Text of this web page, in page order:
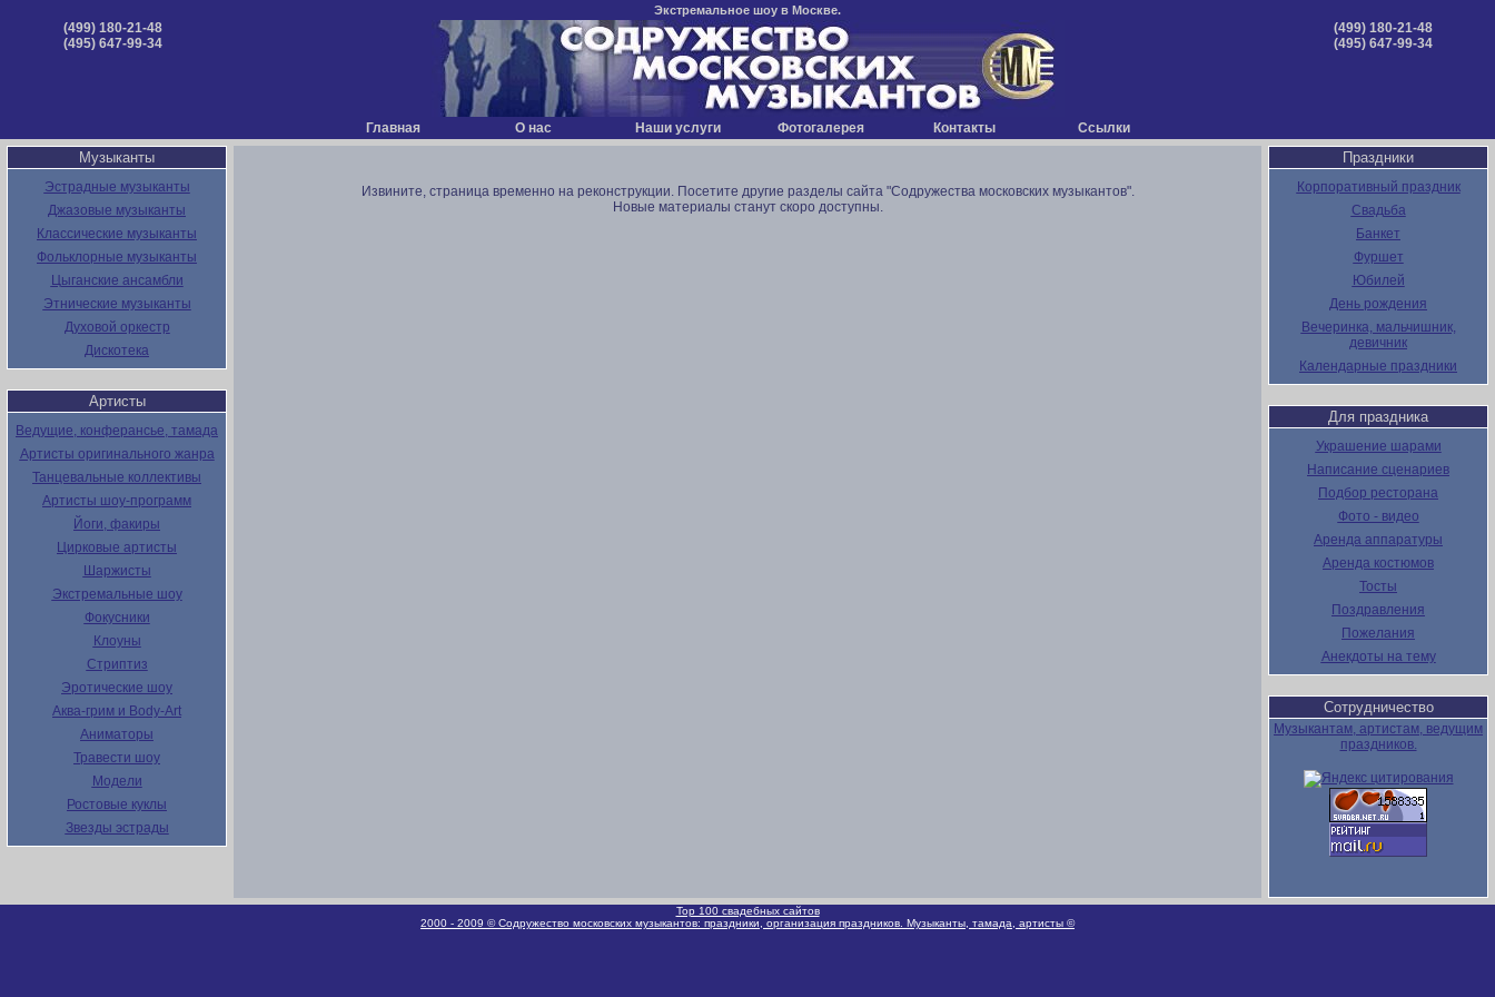
Экстремальное шоу в Москве.
(499) 180-21-48
(495) 647-99-34
Главная О нас Наши услуги Фотогалерея Контакты Ссылки
(499) 180-21-48
(495) 647-99-34
Музыканты
Эстрадные музыканты
Джазовые музыканты
Классические музыканты
Фольклорные музыканты
Цыганские ансамбли
Этнические музыканты
Духовой оркестр
Дискотека
Артисты
Ведущие, конферансье, тамада
Артисты оригинального жанра
Танцевальные коллективы
Артисты шоу-программ
Йоги, факиры
Цирковые артисты
Шаржисты
Экстремальные шоу
Фокусники
Клоуны
Стриптиз
Эротические шоу
Аква-грим и Body-Art
Аниматоры
Травести шоу
Модели
Ростовые куклы
Звезды эстрады
Извините, страница временно на реконструкции. Посетите другие разделы сайта "Содружества московских музыкантов".
Новые материалы станут скоро доступны.
Праздники
Корпоративный праздник
Свадьба
Банкет
Фуршет
Юбилей
День рождения
Вечеринка, мальчишник,
девичник
Календарные праздники
Для праздника
Украшение шарами
Написание сценариев
Подбор ресторана
Фото - видео
Аренда аппаратуры
Аренда костюмов
Тосты
Поздравления
Пожелания
Анекдоты на тему
Сотрудничество
Музыкантам, артистам, ведущим
праздников.
Top 100 свадебных сайтов
2000 - 2009 © Содружество московских музыкантов: праздники, организация праздников. Музыканты, тамада, артисты ©